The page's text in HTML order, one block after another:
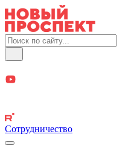
Сотрудничество